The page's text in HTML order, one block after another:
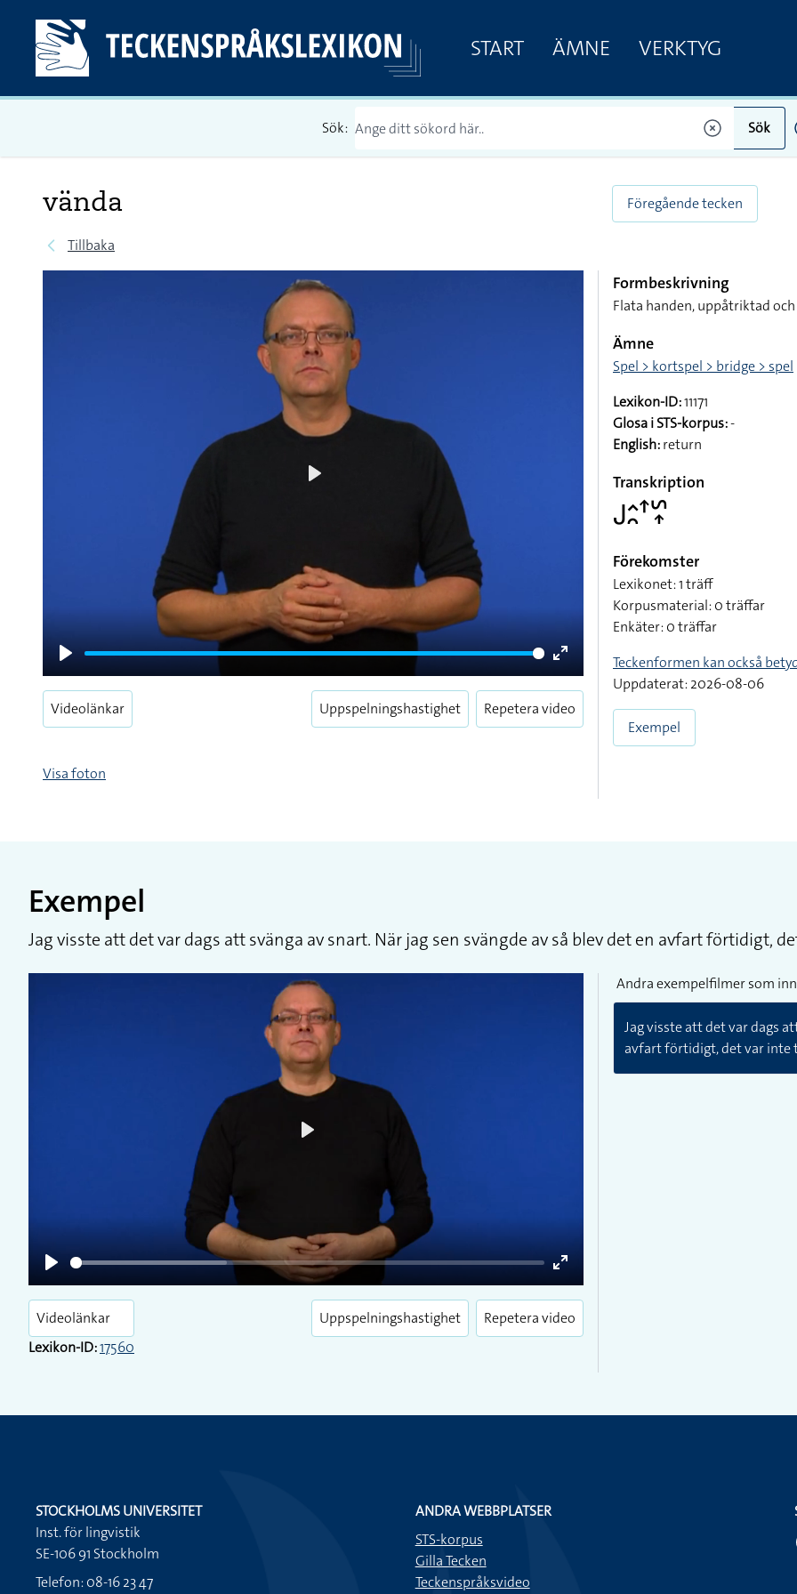
START ÄMNE VERKTYG
Sök: Sök
vända
Tillbaka
Föregående tecken
Play
Enter
fullscreen
Videolänkar Uppspelningshastighet Repetera video
Visa foton
Formbeskrivning
Flata handen, uppåtriktad
Ämne
Spel > kortspel > bridge > spel
Lexikon-ID:11171
Glosa i STS-korpus:-
English:return
Transkription
􌤢􌤵􌥘􌦃􌥲􌥾
Förekomster
Lexikonet: 1 träff
Korpusmaterial: 0 träffar
Enkäter: 0 träffar
Teckenformen kan också
Uppdaterat: 2026-08-06
Exempel
Exempel
Jag visste att det var dags att svänga av snart. När jag sen svängde av så blev det en avfart förtidigt,
Play
Enter
fullscreen
Videolänkar
Lexikon-ID:17560
Uppspelningshastighet Repetera video
Andra exempelfilmer som
Jag visste att det var dags
avfart förtidigt, det var inte
STOCKHOLMS UNIVERSITET
Inst. för lingvistik
SE-106 91 Stockholm
Telefon: 08-16 23 47
ANDRA WEBBPLATSER
STS-korpus
Gilla Tecken
Teckenspråksvideo